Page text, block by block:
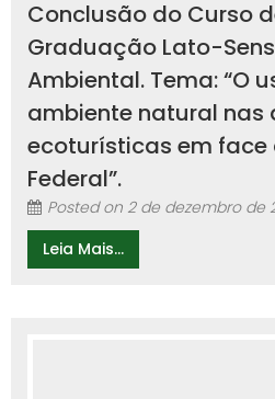
Conclusão do Curso
Graduação Lato-
Ambiental. Tema: “O
ambiente natural nas
ecoturísticas em
Federal”.
Posted on 2 de dezembro de
Leia Mais...